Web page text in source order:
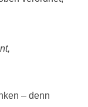
– denn